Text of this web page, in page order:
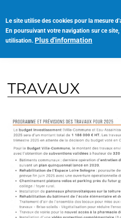
Le site utilise des cookies pour la mesure
En poursuivant votre navigation sur ce
utilisation. Plus d'information
contenu
principal
TRAVAUX